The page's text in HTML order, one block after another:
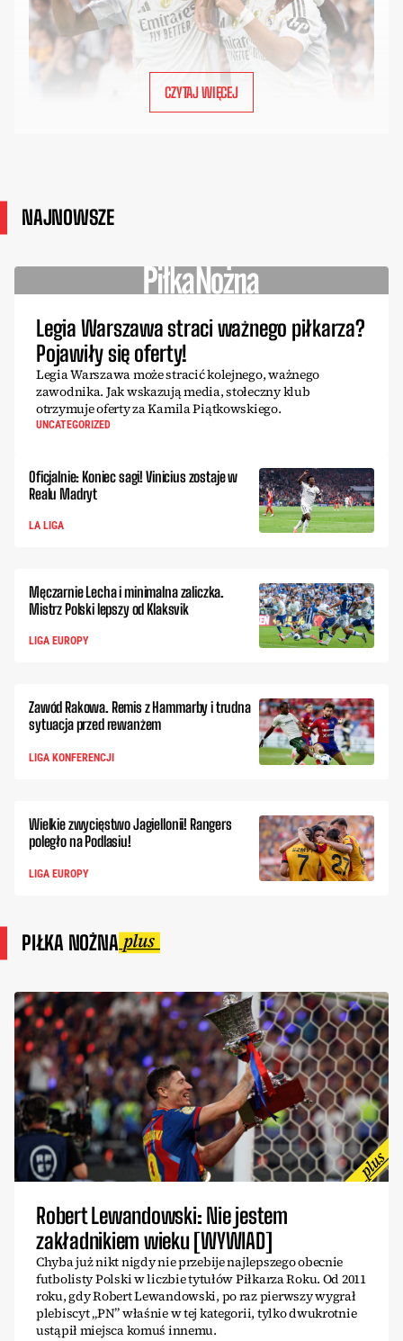
CZYTAJ WIĘCEJ
NAJNOWSZE
Legia Warszawa straci ważnego piłkarza?
Pojawiły się oferty!
Legia Warszawa może stracić kolejnego, ważnego
zawodnika. Jak wskazują media, stołeczny klub
otrzymuje oferty za Kamila Piątkowskiego.
UNCATEGORIZED
Oficjalnie: Koniec sagi! Vinicius zostaje w
Realu Madryt
LA LIGA
Męczarnie Lecha i minimalna zaliczka.
Mistrz Polski lepszy od Klaksvik
LIGA EUROPY
Zawód Rakowa. Remis z Hammarby i trudna
sytuacja przed rewanżem
LIGA KONFERENCJI
Wielkie zwycięstwo Jagiellonii! Rangers
poległo na Podlasiu!
LIGA EUROPY
PIŁKA NOŻNA
Robert Lewandowski: Nie jestem
zakładnikiem wieku [WYWIAD]
Chyba już nikt nigdy nie przebije najlepszego obecnie
futbolisty Polski w liczbie tytułów Piłkarza Roku. Od 2011
roku, gdy Robert Lewandowski, po raz pierwszy wygrał
plebiscyt „PN” właśnie w tej kategorii, tylko dwukrotnie
ustąpił miejsca komuś innemu.